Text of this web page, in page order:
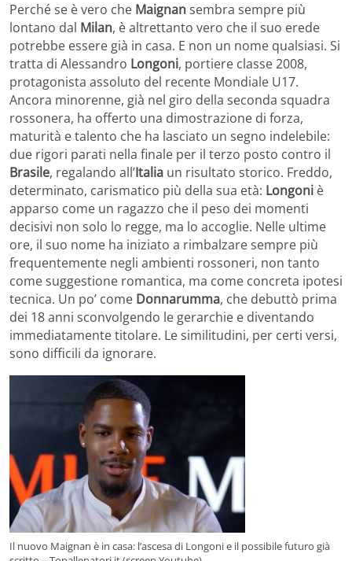
Perché se è vero che Maignansembra sempre più
lontano dal Milan, è altrettanto vero che il suo erede
potrebbe essere già in casa. E non un nome qualsiasi. Si
tratta di Alessandro Longoni, portiere classe 2008,
protagonista assoluto del recente Mondiale U17.
Ancora minorenne, già nel giro della seconda squadra
rossonera, ha offerto una dimostrazione di forza,
maturità e talento che ha lasciato un segno indelebile:
due rigori parati nella finale per il terzo posto contro il
Brasile, regalando all’Italia un risultato storico. Freddo,
determinato, carismatico più della sua età: Longoni è
apparso come un ragazzo che il peso dei momenti
decisivi non solo lo regge, ma lo accoglie. Nelle ultime
ore, il suo nome ha iniziato a rimbalzare sempre più
frequentemente negli ambienti rossoneri, non tanto
come suggestione romantica, ma come concreta ipotesi
tecnica. Un po’ come Donnarumma, che debuttò prima
dei 18 anni sconvolgendo le gerarchie e diventando
immediatamente titolare. Le similitudini, per certi versi,
sono difficili da ignorare.
Il nuovo Maignan è in casa: l’ascesa di Longoni e il possibile futuro già